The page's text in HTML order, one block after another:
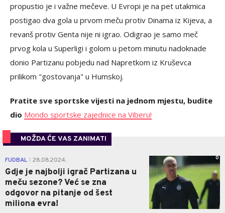
propustio je i važne mečeve. U Evropi je na pet utakmica
postigao dva gola u prvom meču protiv Dinama iz Kijeva, a
revanš protiv Genta nije ni igrao. Odigrao je samo meč
prvog kola u Superligi i golom u petom minutu nadoknade
donio Partizanu pobjedu nad Napretkom iz Kruševca
prilikom "gostovanja" u Humskoj.
Pratite sve sportske vijesti na jednom mjestu, budite
dio Mondo sportske zajednice na Viberu!
MOŽDA ĆE VAS ZANIMATI
FUDBAL 28.08.2024.
Gdje je najbolji igrač Partizana u
meču sezone? Već se zna
odgovor na pitanje od šest
miliona evra!
0